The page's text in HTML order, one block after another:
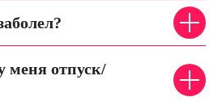
меня отпуск/